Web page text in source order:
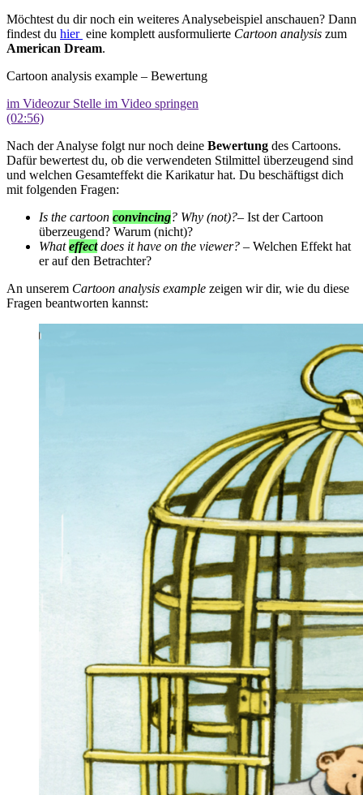
Möchtest du dir noch ein weiteres Analysebeispiel anschauen? Dann
findest du hier eine komplett ausformulierte Cartoon analysis zum
American Dream.
Cartoon analysis example – Bewertung
im Videozur Stelle im Video springen
(02:56)
Nach der Analyse folgt nur noch deine Bewertung des Cartoons.
Dafür bewertest du, ob die verwendeten Stilmittel überzeugend sind
und welchen Gesamteffekt die Karikatur hat. Du beschäftigst dich
mit folgenden Fragen:
Is the cartoon convincing? Why (not)?– Ist der Cartoon
überzeugend? Warum (nicht)?
Whateffectdoes it have on the viewer? – Welchen Effekt hat
er auf den Betrachter?
An unserem Cartoon analysis example zeigen wir dir, wie du diese
Fragen beantworten kannst: